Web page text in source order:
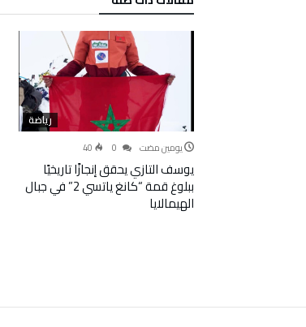
رياضة
‫‫‫‏‫يومين مضت‬ 40
يوسف التازي يحقق إنجازًا تاريخيًا
ببلوغ قمة “كانغ ياتسي 2” في جبال
الهيمالايا